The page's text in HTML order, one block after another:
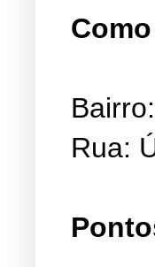
Rua: